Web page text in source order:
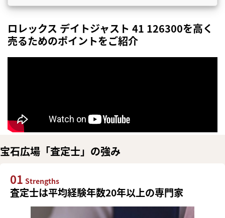
ロレックス デイトジャスト 41 126300を高く
売るためのポイントをご紹介
宝石広場「査定士」の強み
01 Strengths
査定士は平均経験年数20年以上の専門家